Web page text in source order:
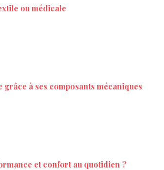
ou médicale
à ses composants mécaniques
et confort au quotidien ?